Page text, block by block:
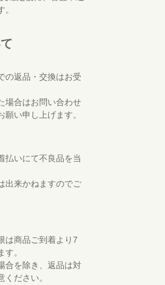
の返品・交換はお受
場合はお問い合わせ
願い申し上げます。
払いにて不良品を当
出来かねますのでご
は商品ご到着より7
。
合を除き、返品は対
ださい。